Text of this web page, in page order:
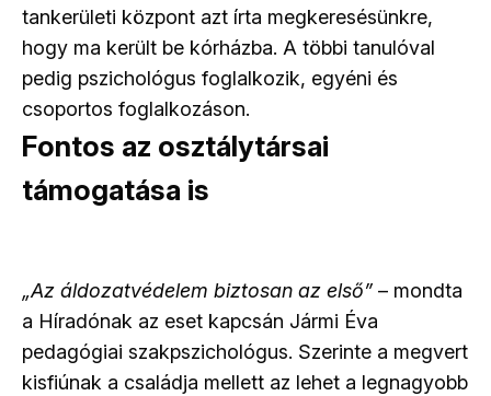
tankerületi központ azt írta megkeresésünkre,
hogy ma került be kórházba. A többi tanulóval
pedig pszichológus foglalkozik, egyéni és
csoportos foglalkozáson.
Fontos az osztálytársai
támogatása is
„Az áldozatvédelem biztosan az első” – mondta
a Híradónak az eset kapcsán Jármi Éva
pedagógiai szakpszichológus. Szerinte a megvert
kisfiúnak a családja mellett az lehet a legnagyobb